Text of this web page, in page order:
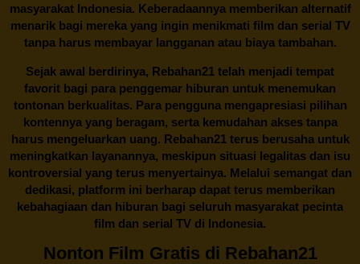
masyarakat Indonesia. Keberadaannya memberikan alternatif
menarik bagi mereka yang ingin menikmati film dan serial TV
tanpa harus membayar langganan atau biaya tambahan.
Sejak awal berdirinya, Rebahan21 telah menjadi tempat
favorit bagi para penggemar hiburan untuk menemukan
tontonan berkualitas. Para pengguna mengapresiasi pilihan
kontennya yang beragam, serta kemudahan akses tanpa
harus mengeluarkan uang. Rebahan21terus berusaha untuk
meningkatkan layanannya, meskipun situasi legalitas dan isu
kontroversial yang terus menyertainya. Melalui semangat dan
dedikasi, platform ini berharap dapat terus memberikan
kebahagiaan dan hiburan bagi seluruh masyarakat pecinta
film dan serial TV di Indonesia.
Nonton Film Gratis di Rebahan21